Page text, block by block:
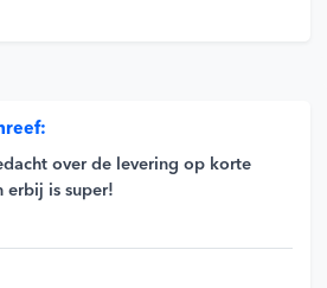
over de levering op korte
erbij is super!